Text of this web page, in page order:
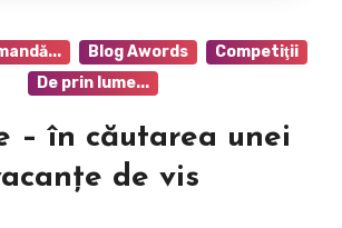
Blog Awords
Competiţii
De prin lume...
– în căutarea unei
de vis